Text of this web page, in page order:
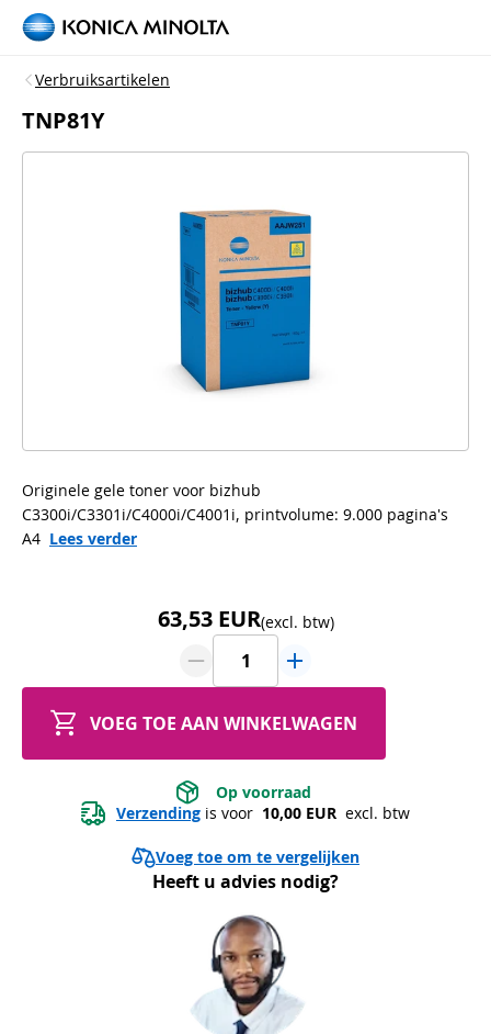
Verbruiksartikelen
TNP81Y
Originele gele toner voor bizhub
C3300i/C3301i/C4000i/C4001i, printvolume: 9.000 pagina's
A4 Lees verder
63,53 EUR(excl. btw)
VOEG TOE AAN WINKELWAGEN
Op voorraad
Verzending is voor 10,00 EUR excl. btw
Voeg toe om te vergelijken
Heeft u advies nodig?